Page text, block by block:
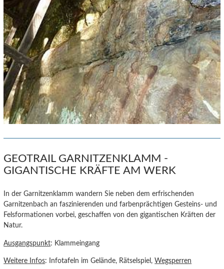
GEOTRAIL GARNITZENKLAMM -
GIGANTISCHE KRÄFTE AM WERK
In der Garnitzenklamm wandern Sie neben dem erfrischenden
Garnitzenbach an faszinierenden und farbenprächtigen Gesteins- und
Felsformationen vorbei, geschaffen von den gigantischen Kräften der
Natur.
Ausgangspunkt: Klammeingang
Weitere Infos: Infotafeln im Gelände, Rätselspiel,Wegsperren